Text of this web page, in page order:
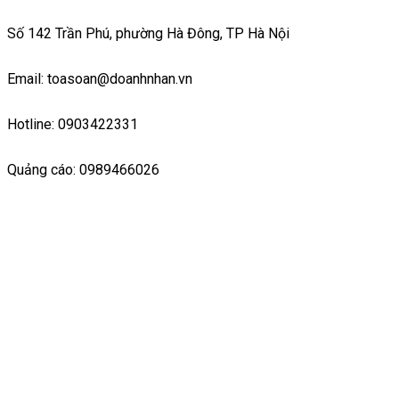
Số 142 Trần Phú, phường Hà Đông, TP Hà Nội
Email: toasoan@doanhnhan.vn
Hotline: 0903422331
Quảng cáo: 0989466026